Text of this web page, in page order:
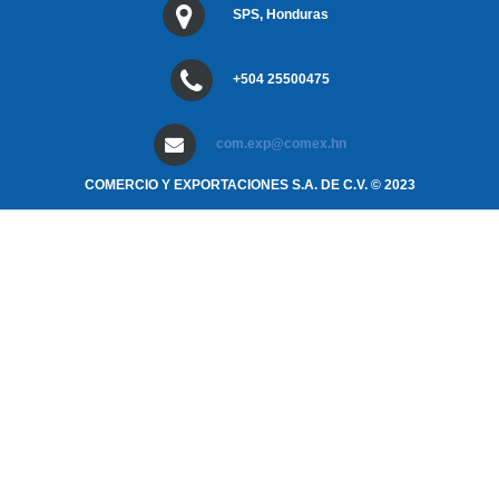
SPS, Honduras
+504 25500475
com.exp@comex.hn
COMERCIO Y EXPORTACIONES S.A. DE C.V. © 2023